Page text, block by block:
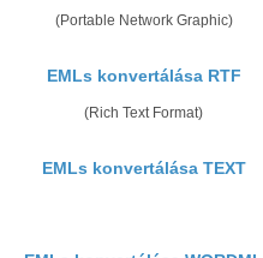
(Portable Network Graphic)
EMLs konvertálása RTF
(Rich Text Format)
EMLs konvertálása TEXT